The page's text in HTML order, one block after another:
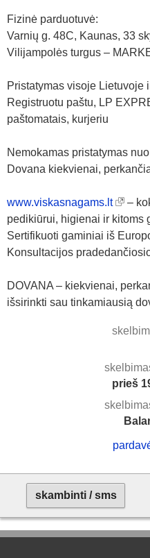
Fizinė parduotuvė:
Varnių g. 48C, Kaunas, 33
Vilijampolės turgus –
Pristatymas visoje Lietuvoje
Registruotu paštu, LP
paštomatais, kurjeriu
Nemokamas pristatymas
Dovana kiekvienai,
www.viskasnagams.lt
–
pedikiūrui, higienai ir kitoms
Sertifikuoti gaminiai iš
Konsultacijos
DOVANA – kiekvienai,
išsirinkti sau tinkamiausią
prieš
skambinti / sms